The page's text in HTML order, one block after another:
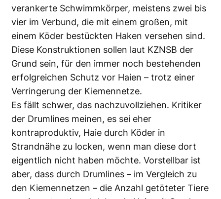
verankerte Schwimmkörper, meistens zwei bis
vier im Verbund, die mit einem großen, mit
einem Köder bestückten Haken versehen sind.
Diese Konstruktionen sollen laut KZNSB der
Grund sein, für den immer noch bestehenden
erfolgreichen Schutz vor Haien – trotz einer
Verringerung der Kiemennetze.
Es fällt schwer, das nachzuvollziehen. Kritiker
der Drumlines meinen, es sei eher
kontraproduktiv, Haie durch Köder in
Strandnähe zu locken, wenn man diese dort
eigentlich nicht haben möchte. Vorstellbar ist
aber, dass durch Drumlines – im Vergleich zu
den Kiemennetzen – die Anzahl getöteter Tiere